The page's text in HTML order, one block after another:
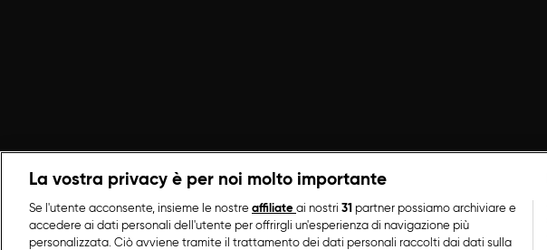
La vostra privacy è per noi molto importante
Se l'utente acconsente, insieme le nostre affiliate ai nostri 31 partner possiamo archiviare e
accedere ai dati personali dell'utente per offrirgli un'esperienza di navigazione più
personalizzata. Ciò avviene tramite il trattamento dei dati personali raccolti dai dati sulla